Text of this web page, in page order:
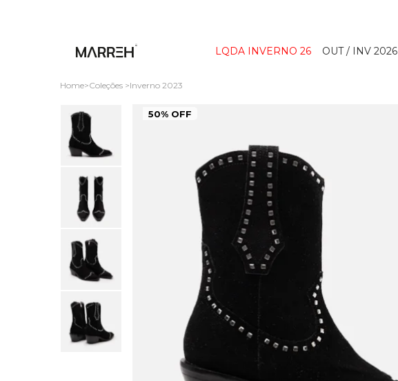
LQDA INVERNO 26 OUT / INV 2026
Home Coleções Inverno 2023
50% OFF